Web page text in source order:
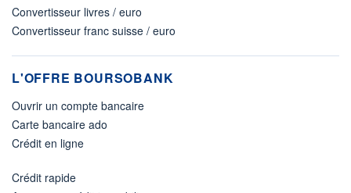
Convertisseur livres / euro
Convertisseur franc suisse / euro
L'OFFRE BOURSOBANK
Ouvrir un compte bancaire
Carte bancaire ado
Crédit en ligne
Crédit rapide